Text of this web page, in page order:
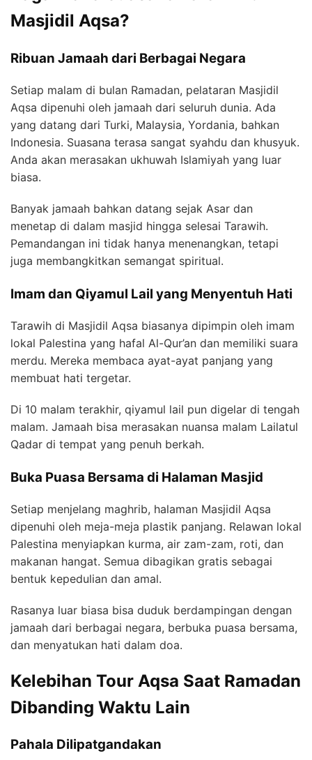
Masjidil Aqsa?
Ribuan Jamaah dari Berbagai Negara
Setiap malam di bulan Ramadan, pelataran Masjidil
Aqsa dipenuhi oleh jamaah dari seluruh dunia. Ada
yang datang dari Turki, Malaysia, Yordania, bahkan
Indonesia. Suasana terasa sangat syahdu dan khusyuk.
Anda akan merasakan ukhuwah Islamiyah yang luar
biasa.
Banyak jamaah bahkan datang sejak Asar dan
menetap di dalam masjid hingga selesai Tarawih.
Pemandangan ini tidak hanya menenangkan, tetapi
juga membangkitkan semangat spiritual.
Imam dan Qiyamul Lail yang Menyentuh Hati
Tarawih di Masjidil Aqsa biasanya dipimpin oleh imam
lokal Palestina yang hafal Al-Qur’an dan memiliki suara
merdu. Mereka membaca ayat-ayat panjang yang
membuat hati tergetar.
Di 10 malam terakhir, qiyamul lail pun digelar di tengah
malam. Jamaah bisa merasakan nuansa malam Lailatul
Qadar di tempat yang penuh berkah.
Buka Puasa Bersama di Halaman Masjid
Setiap menjelang maghrib, halaman Masjidil Aqsa
dipenuhi oleh meja-meja plastik panjang. Relawan lokal
Palestina menyiapkan kurma, air zam-zam, roti, dan
makanan hangat. Semua dibagikan gratis sebagai
bentuk kepedulian dan amal.
Rasanya luar biasa bisa duduk berdampingan dengan
jamaah dari berbagai negara, berbuka puasa bersama,
dan menyatukan hati dalam doa.
Kelebihan Tour Aqsa Saat Ramadan
Dibanding Waktu Lain
Pahala Dilipatgandakan